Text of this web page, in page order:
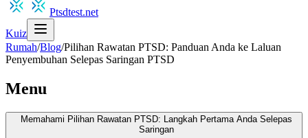
Ptsdtest.net
Kuiz
Rumah/Blog/Pilihan Rawatan PTSD: Panduan Anda ke Laluan
Penyembuhan Selepas Saringan PTSD
Menu
Memahami Pilihan Rawatan PTSD: Langkah Pertama Anda Selepas
Saringan